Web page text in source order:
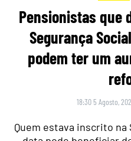
Pensionistas que
Segurança
podem ter um
18:30 5 Agosto,
Quem estava inscrito